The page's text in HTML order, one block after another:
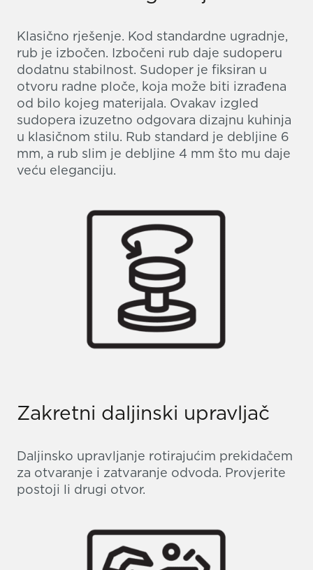
Klasično rješenje. Kod standardne ugradnje,
rub je izbočen. Izbočeni rub daje sudoperu
dodatnu stabilnost. Sudoper je fiksiran u
otvoru radne ploče, koja može biti izrađena
od bilo kojeg materijala. Ovakav izgled
sudopera izuzetno odgovara dizajnu kuhinja
u klasičnom stilu. Rub standard je debljine 6
mm, a rub slim je debljine 4 mm što mu daje
veću eleganciju.
Zakretni daljinski upravljač
Daljinsko upravljanje rotirajućim prekidačem
za otvaranje i zatvaranje odvoda. Provjerite
postoji li drugi otvor.